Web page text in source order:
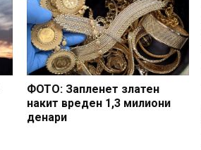
ФОТО: Запленет златен
накит вреден 1,3 милиони
денари